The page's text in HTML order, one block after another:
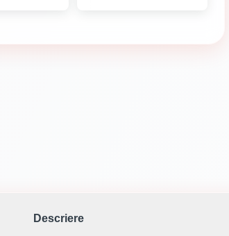
Descriere